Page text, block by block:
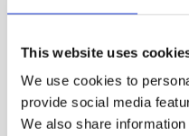
This website uses
We use cookies to
provide social media
We also share
suorituskykyyn ja
hallintaan.